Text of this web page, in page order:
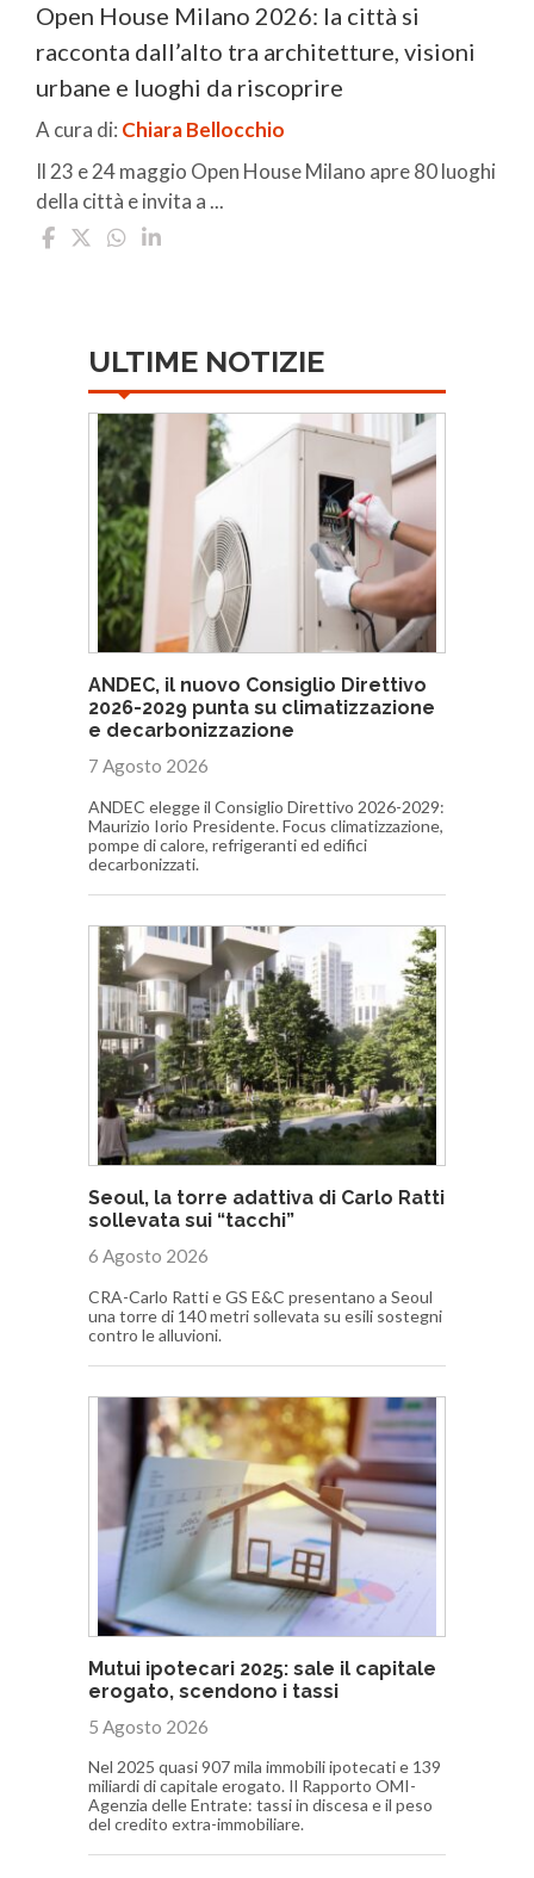
Open House Milano 2026: la città si
racconta dall’alto tra architetture, visioni
urbane e luoghi da riscoprire
A cura di: Chiara Bellocchio
Il 23 e 24 maggio Open House Milano apre 80 luoghi
della città e invita a ...
ULTIME NOTIZIE
ANDEC, il nuovo Consiglio Direttivo
2026-2029 punta su climatizzazione
e decarbonizzazione
7 Agosto 2026
ANDEC elegge il Consiglio Direttivo 2026-2029:
Maurizio Iorio Presidente. Focus climatizzazione,
pompe di calore, refrigeranti ed edifici
decarbonizzati.
Seoul, la torre adattiva di Carlo Ratti
sollevata sui “tacchi”
6 Agosto 2026
CRA-Carlo Ratti e GS E&C presentano a Seoul
una torre di 140 metri sollevata su esili sostegni
contro le alluvioni.
Mutui ipotecari 2025: sale il capitale
erogato, scendono i tassi
5 Agosto 2026
Nel 2025 quasi 907 mila immobili ipotecati e 139
miliardi di capitale erogato. Il Rapporto OMI-
Agenzia delle Entrate: tassi in discesa e il peso
del credito extra-immobiliare.